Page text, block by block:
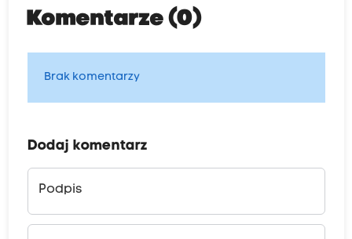
Komentarze (0)
Brak komentarzy
Dodaj komentarz
Podpis